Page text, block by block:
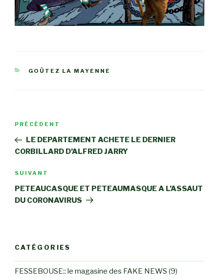
CATÉGORIES
GOÛTEZ LA MAYENNE
Navigation
l’article
Article
précédent
PRÉCÉDENT
LE DEPARTEMENT ACHETE LE DERNIER
CORBILLARD D’ALFRED JARRY
Article
suivant
SUIVANT
PETEAUCASQUE ET PETEAUMASQUE A L’ASSAUT
DU CORONAVIRUS
CATÉGORIES
FESSEBOUSE:: le magasine des FAKE NEWS (9)